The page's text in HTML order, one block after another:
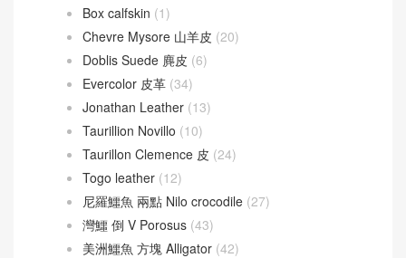
Box calfskin (1)
Chevre Mysore 山羊皮 (20)
Doblis Suede 麂皮 (6)
Evercolor 皮革 (34)
Jonathan Leather (13)
Taurillion Novillo (10)
Taurillon Clemence 皮 (24)
Togo leather (12)
尼羅鱷魚 兩點 Nilo crocodile (27)
灣鱷 倒 V Porosus (43)
美洲鱷魚 方塊 Alligator (42)